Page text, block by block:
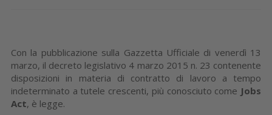
Con la pubblicazione sulla Gazzetta Ufficiale di venerdì 13
marzo, il decreto legislativo 4 marzo 2015 n. 23 contenente
disposizioni in materia di contratto di lavoro a tempo
indeterminato a tutele crescenti, più conosciuto come Jobs
Act, è legge.